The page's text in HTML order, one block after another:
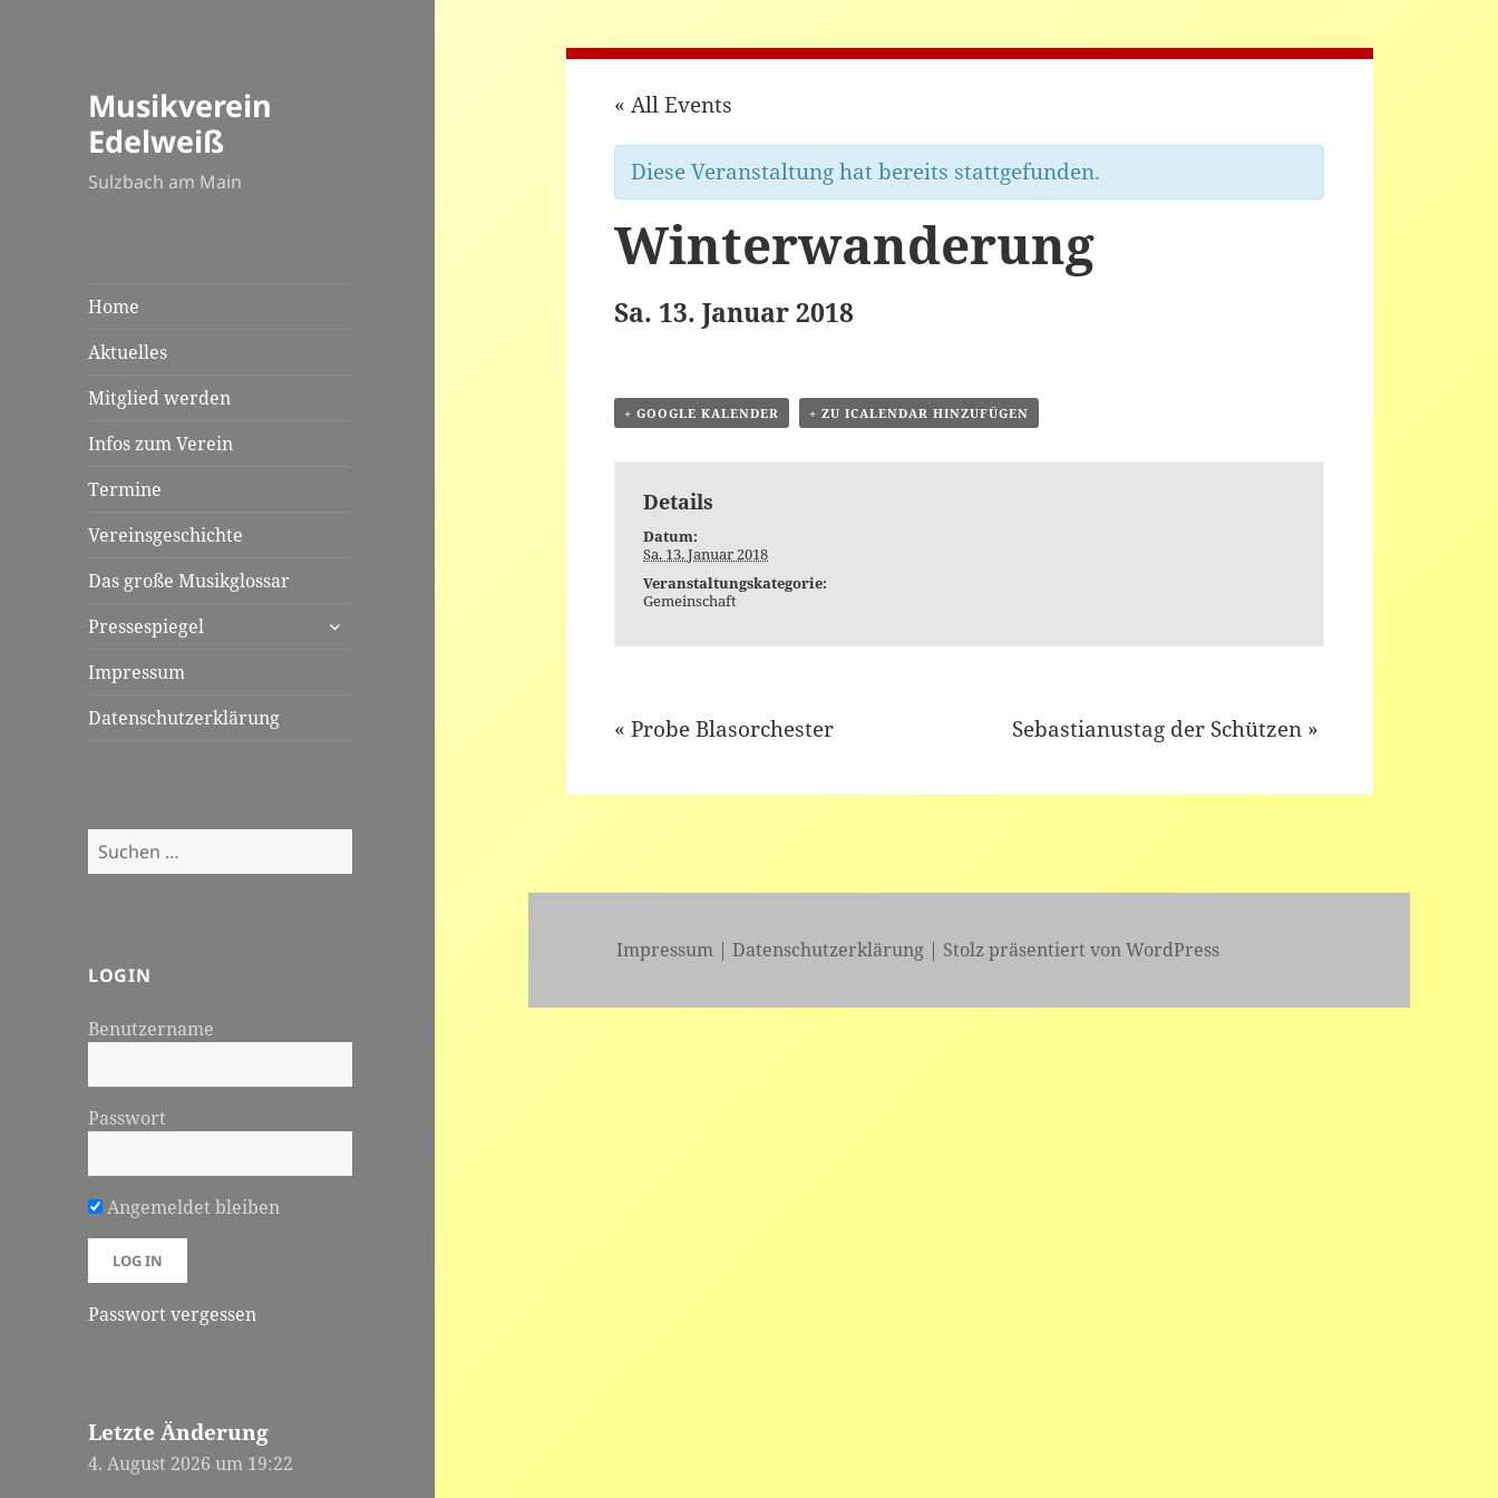
Musikverein
Edelweiß
Sulzbach am Main
Home
Aktuelles
Mitglied werden
Infos zum Verein
Termine
Vereinsgeschichte
Das große Musikglossar
Pressespiegel
untermenü
Impressum
Datenschutzerklärung
Suchen
nach:
LOGIN
Benutzername
Passwort
Angemeldet bleiben
Passwort vergessen
Letzte Änderung
4. August 2026 um 19:22
« All Events
Diese Veranstaltung hat bereits stattgefunden.
Winterwanderung
Sa. 13. Januar 2018
+ GOOGLE KALENDER + ZU ICALENDAR HINZUFÜGEN
Details
Datum:
Sa. 13. Januar 2018
Veranstaltungskategorie:
Gemeinschaft
Event
« Probe Blasorchester Sebastianustag der Schützen »
Impressum |Datenschutzerklärung | Stolz präsentiert von WordPress